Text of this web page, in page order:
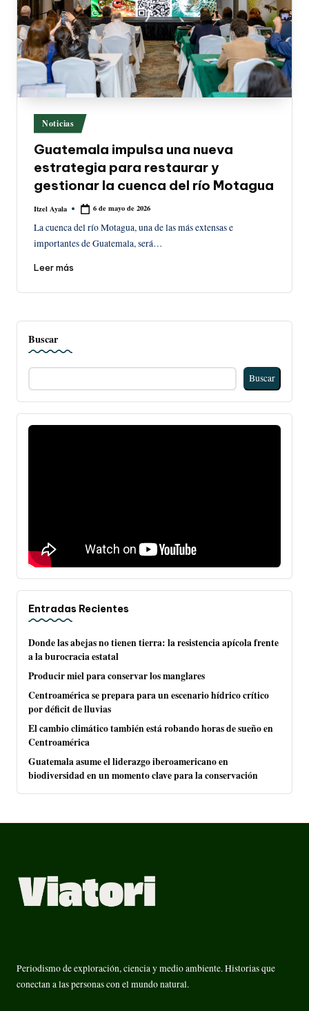
Publicado
en
Noticias
Guatemala impulsa una nueva
estrategia para restaurar y
gestionar la cuenca del río Motagua
Publicado
Itzel Ayala 6 de mayo de 2026
La cuenca del río Motagua, una de las más extensas e
importantes de Guatemala, será…
Leer más
Buscar
Buscar
Entradas Recientes
Donde las abejas no tienen tierra: la resistencia apícola frente
a la burocracia estatal
Producir miel para conservar los manglares
Centroamérica se prepara para un escenario hídrico crítico
por déficit de lluvias
El cambio climático también está robando horas de sueño en
Centroamérica
Guatemala asume el liderazgo iberoamericano en
biodiversidad en un momento clave para la conservación
Periodismo de exploración, ciencia y medio ambiente. Historias que
conectan a las personas con el mundo natural.